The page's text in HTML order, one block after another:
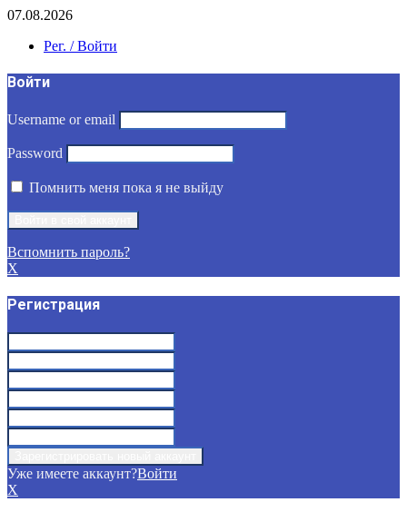
07.08.2026
Рег. / Войти
Войти
Username or email
Password
Помнить меня пока я не выйду
Вспомнить пароль?
X
Регистрация
Уже имеете аккаунт?Войти
X